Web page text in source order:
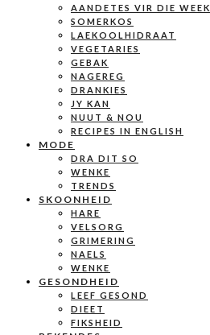
AANDETES VIR DIE WEEK
SOMERKOS
LAEKOOLHIDRAAT
VEGETARIES
GEBAK
NAGEREG
DRANKIES
JY KAN
NUUT & NOU
RECIPES IN ENGLISH
MODE
DRA DIT SO
WENKE
TRENDS
SKOONHEID
HARE
VELSORG
GRIMERING
NAELS
WENKE
GESONDHEID
LEEF GESOND
DIEET
FIKSHEID